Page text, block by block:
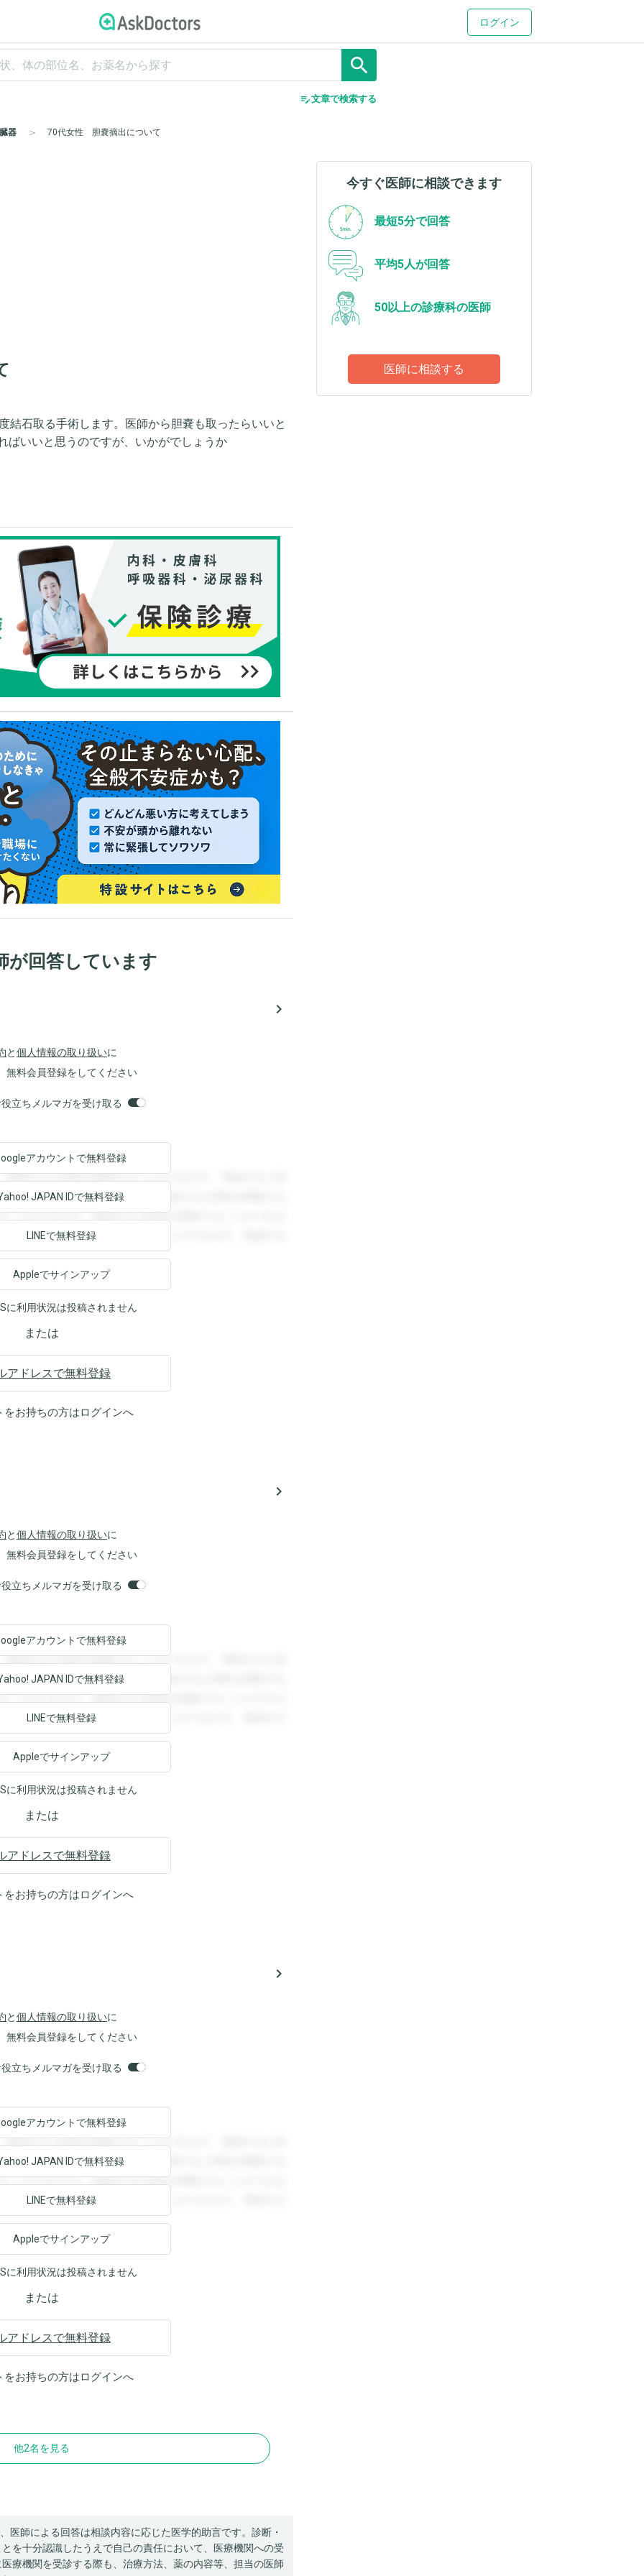
ログイン
search
edit_note文章で検索する
臓器 70代女性 胆嚢摘出について
結石取る手術します。医師から胆嚢も取ったらいいと
ばいいと思うのですが、いかがでしょうか
が回答しています
navigate_next
と個人情報の取り扱いに
無料会員登録をしてください
立ちメルマガを受け取る
録すると回答を閲覧することができます。登録すると回
を閲覧することができます。登録すると回答を閲覧する
とができます。登録すると回答を閲覧することができま
。登録すると回答を閲覧することができます。登録する
アカウントで無料登録
JAPAN IDで無料登録
LINEで無料登録
Appleでサインアップ
に利用状況は投稿されません
または
アドレスで無料登録
をお持ちの方はログインへ
navigate_next
と個人情報の取り扱いに
無料会員登録をしてください
立ちメルマガを受け取る
録すると回答を閲覧することができます。登録すると回
を閲覧することができます。登録すると回答を閲覧する
とができます。登録すると回答を閲覧することができま
。登録すると回答を閲覧することができます。登録する
アカウントで無料登録
JAPAN IDで無料登録
LINEで無料登録
Appleでサインアップ
に利用状況は投稿されません
または
アドレスで無料登録
をお持ちの方はログインへ
navigate_next
と個人情報の取り扱いに
無料会員登録をしてください
立ちメルマガを受け取る
録すると回答を閲覧することができます。登録すると回
を閲覧することができます。登録すると回答を閲覧する
とができます。登録すると回答を閲覧することができま
。登録すると回答を閲覧することができます。登録する
アカウントで無料登録
JAPAN IDで無料登録
LINEで無料登録
Appleでサインアップ
に利用状況は投稿されません
または
アドレスで無料登録
をお持ちの方はログインへ
他2名を見る
医師による回答は相談内容に応じた医学的助言です。診断・
を十分認識したうえで自己の責任において、医療機関への受
療機関を受診する際も、治療方法、薬の内容等、担当の医師
今すぐ医師に相談できます
最短5分で回答
平均5人が回答
50以上の診療科の医師
医師に相談する